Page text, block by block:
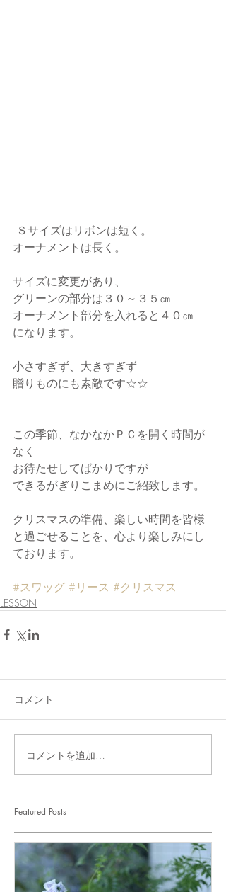
Ｓサイズはリボンは短く。
オーナメントは長く。
サイズに変更があり、
グリーンの部分は３０～３５㎝
オーナメント部分を入れると４０㎝
になります。
小さすぎず、大きすぎず
贈りものにも素敵です☆☆
この季節、なかなかＰＣを開く時間が
なく
お待たせしてばかりですが
できるがぎりこまめにご紹致します。
クリスマスの準備、楽しい時間を皆様
と過ごせることを、心より楽しみにし
ております。
#スワッグ #リース #クリスマス
LESSON
コメント
コメントを追加…
Featured Posts